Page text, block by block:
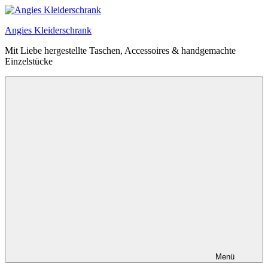
Zum
springen
Angies Kleiderschrank
Mit Liebe hergestellte Taschen, Accessoires & handgemachte
Einzelstücke
Menü